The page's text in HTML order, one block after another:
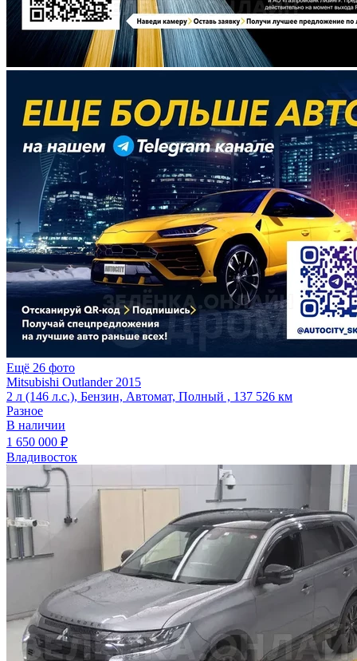
Ещё 26 фото
Mitsubishi Outlander 2015
2 л (146 л.с.), Бензин, Автомат, Полный , 137 526 км
Разное
В наличии
1 650 000 ₽
Владивосток